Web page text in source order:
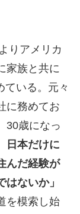
りアメリカ
家族と共に
ている。元々
に務めてお
30歳になっ
日本だけに
んだ経験が
ないか」
を模索し始